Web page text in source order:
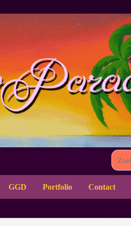
GGD Portfolio Contact